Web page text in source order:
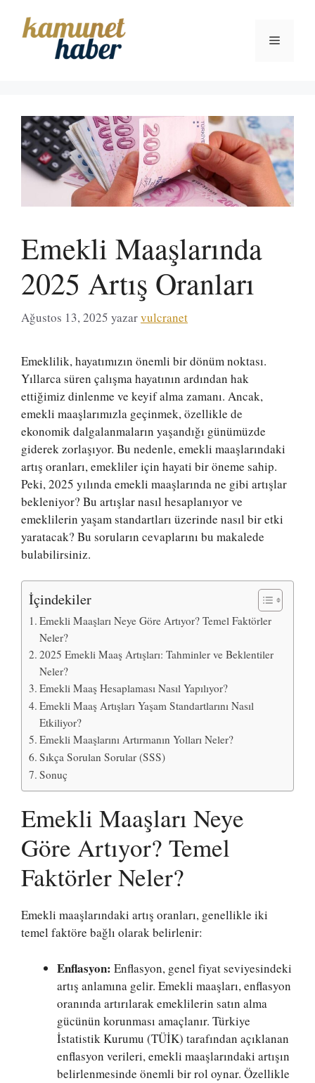
Menü
Emekli Maaşlarında
2025 Artış Oranları
Ağustos 13, 2025 yazarvulcranet
Emeklilik, hayatımızın önemli bir dönüm noktası.
Yıllarca süren çalışma hayatının ardından hak
ettiğimiz dinlenme ve keyif alma zamanı. Ancak,
emekli maaşlarımızla geçinmek, özellikle de
ekonomik dalgalanmaların yaşandığı günümüzde
giderek zorlaşıyor. Bu nedenle, emekli maaşlarındaki
artış oranları, emekliler için hayati bir öneme sahip.
Peki, 2025 yılında emekli maaşlarında ne gibi artışlar
bekleniyor? Bu artışlar nasıl hesaplanıyor ve
emeklilerin yaşam standartları üzerinde nasıl bir etki
yaratacak? Bu soruların cevaplarını bu makalede
bulabilirsiniz.
İçindekiler
Emekli Maaşları Neye Göre Artıyor? Temel Faktörler
Neler?
2025 Emekli Maaş Artışları: Tahminler ve Beklentiler
Neler?
Emekli Maaş Hesaplaması Nasıl Yapılıyor?
Emekli Maaş Artışları Yaşam Standartlarını Nasıl
Etkiliyor?
Emekli Maaşlarını Artırmanın Yolları Neler?
Sıkça Sorulan Sorular (SSS)
Sonuç
Emekli Maaşları Neye
Göre Artıyor? Temel
Faktörler Neler?
Emekli maaşlarındaki artış oranları, genellikle iki
temel faktöre bağlı olarak belirlenir:
Enflasyon: Enflasyon, genel fiyat seviyesindeki
artış anlamına gelir. Emekli maaşları, enflasyon
oranında artırılarak emeklilerin satın alma
gücünün korunması amaçlanır. Türkiye
İstatistik Kurumu (TÜİK) tarafından açıklanan
enflasyon verileri, emekli maaşlarındaki artışın
belirlenmesinde önemli bir rol oynar. Özellikle